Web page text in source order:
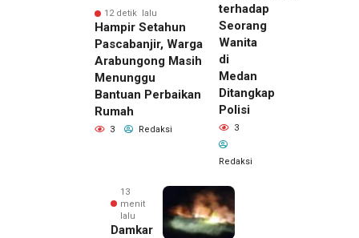
12 detik lalu
Hampir Setahun
Pascabanjir, Warga
Arabungong Masih
Menunggu
Bantuan Perbaikan
Rumah
3 Redaksi
terhadap
Seorang
Wanita
di
Medan
Ditangkap
Polisi
3
Redaksi
13
menit
lalu
Damkar